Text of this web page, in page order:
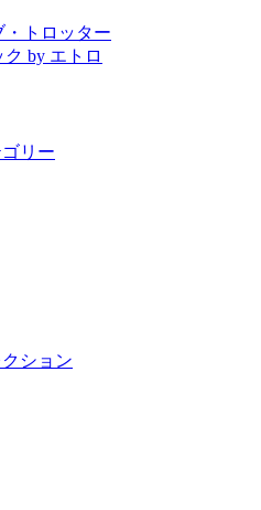
・トロッター
by エトロ
リー
ション